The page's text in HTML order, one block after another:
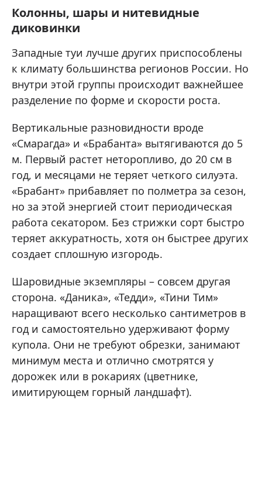
Колонны, шары и нитевидные
диковинки
Западные туи лучше других приспособлены
к климату большинства регионов России. Но
внутри этой группы происходит важнейшее
разделение по форме и скорости роста.
Вертикальные разновидности вроде
«Смарагда» и «Брабанта» вытягиваются до 5
м. Первый растет неторопливо, до 20 см в
год, и месяцами не теряет четкого силуэта.
«Брабант» прибавляет по полметра за сезон,
но за этой энергией стоит периодическая
работа секатором. Без стрижки сорт быстро
теряет аккуратность, хотя он быстрее других
создает сплошную изгородь.
Шаровидные экземпляры – совсем другая
сторона. «Даника», «Тедди», «Тини Тим»
наращивают всего несколько сантиметров в
год и самостоятельно удерживают форму
купола. Они не требуют обрезки, занимают
минимум места и отлично смотрятся у
дорожек или в рокариях (цветнике,
имитирующем горный ландшафт).